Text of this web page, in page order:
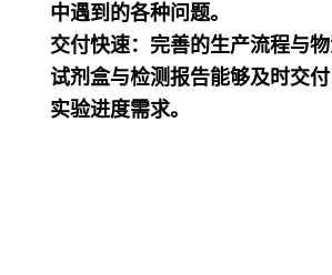
中遇到的各种问题。
交付快速：完善的生产流程与
试剂盒与检测报告能够及时交
实验进度需求。